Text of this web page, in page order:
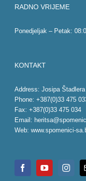
RADNO VRIJEME
Ponedjeljak – Petak:
KONTAKT
Address: Josipa
Phone: +387(0)33 475
Fax: +387(0)33 475 034
Email:
Web: www.spomenici-